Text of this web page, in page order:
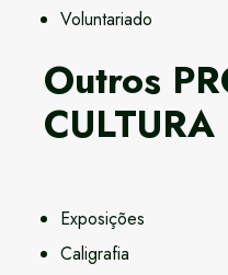
Voluntariado
Outros
Exposições
Caligrafia